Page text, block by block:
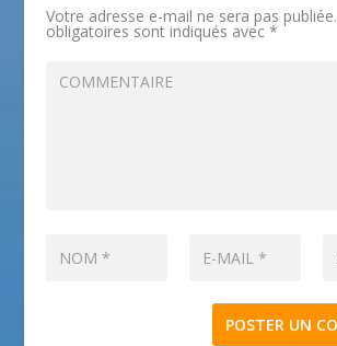
Votre adresse e-mail ne sera pas publiée.
obligatoires sont indiqués avec*